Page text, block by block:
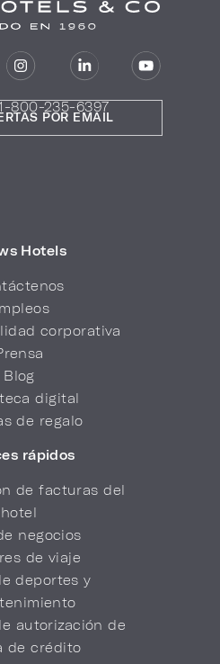
800-235-6397
Hotels
corporativa
Blog
digital
de regalo
rápidos
de facturas del
hotel
negocios
de viaje
deportes y
autorización de
de crédito
POR EMAIL